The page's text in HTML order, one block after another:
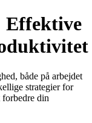
Effektive
både på arbejdet
strategier for
din